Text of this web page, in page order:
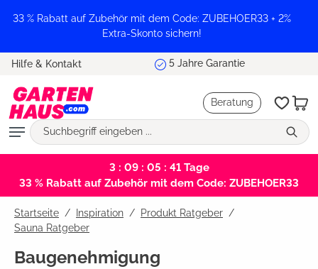
springen
33 % Rabatt auf Zubehör mit dem Code: ZUBEHOER33 + 2%
Extra-Skonto sichern!
Hilfe & Kontakt
Marktführer und Testsieger
Beratung
3 : 09 : 05 : 41Tage
33 % Rabatt auf Zubehör mit dem Code: ZUBEHOER33
Startseite Inspiration / Produkt Ratgeber /
Sauna Ratgeber
Baugenehmigung